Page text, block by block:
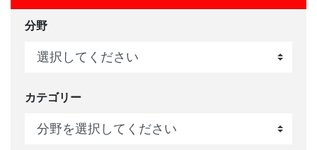
分野
カテゴリー